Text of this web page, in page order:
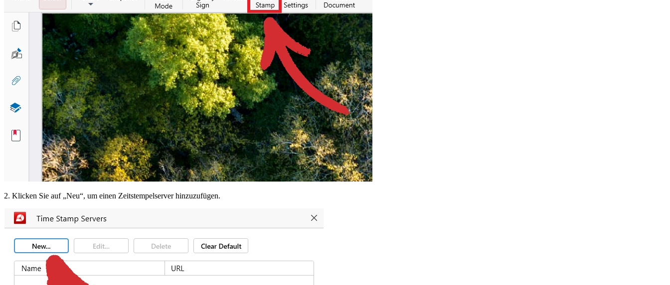
2. Klicken Sie auf „Neu“, um einen Zeitstempelserver hinzuzufügen.